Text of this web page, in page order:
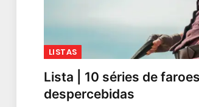
LISTAS
Lista | 10 séries de
despercebidas